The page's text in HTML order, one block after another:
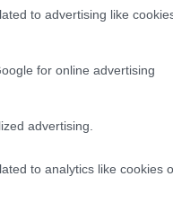
to advertising like
for online advertising
advertising.
to analytics like cookies
μειδίαμα του
κυριαρχία της